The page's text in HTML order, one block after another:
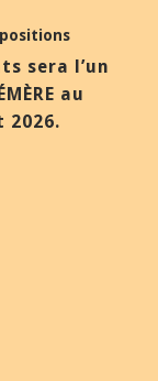
sera l’un
au
2026.